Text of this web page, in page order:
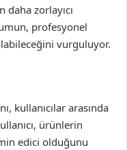
zorlayıcı
profesyonel
vurguluyor.
kullanıcılar arasında
ürünlerin
edici olduğunu